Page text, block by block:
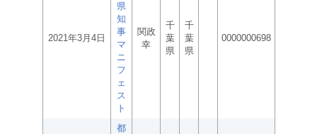
2021年3月4日
県
知
事
マ
ニ
フ
ェ
ス
ト
関政
幸
千
葉
県
千
葉
県
0000000698
都